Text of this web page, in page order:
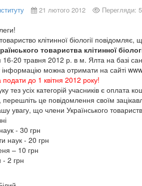
21 лютого 2012 Перегляди:
клітинної біології повідомляє,
товариства клітинної
16-20 травня 2012 р. в м. Ялта на базі
інформацію можна отримати на сайті
до 1 квітня 2012 року!
тез усіх категорій учасників є оплата
перешліть це повідомлення своїм
увагу, що члени Українського
- 30 грн
наук - 20 грн
– 10 грн
- 2 грн